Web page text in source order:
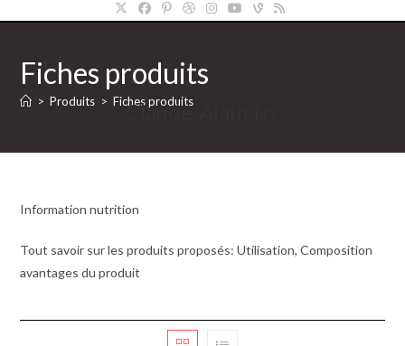
Claude-Alain.fr/
Fiches produits
> Produits > Fiches produits
Information nutrition
Tout savoir sur les produits proposés: Utilisation, Composition
avantages du produit